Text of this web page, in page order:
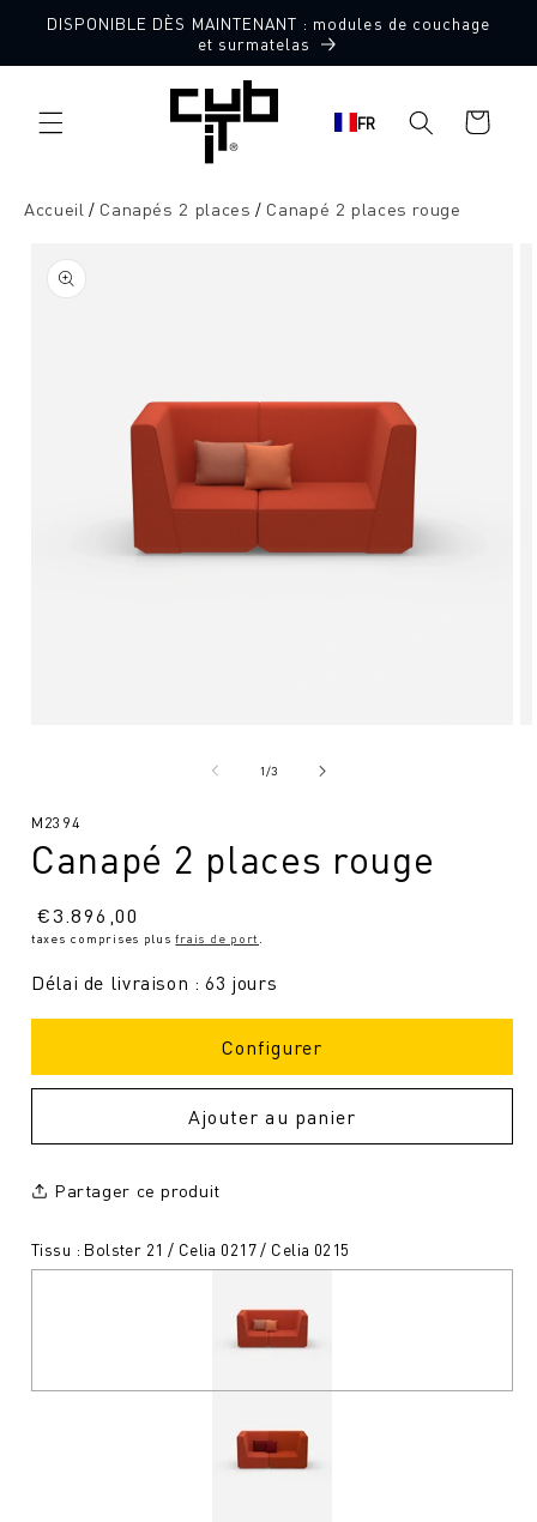
directement
DISPONIBLE DÈS MAINTENANT : modules de couchage
et surmatelas
FR
Panier
d'achat
Accueil Canapés 2 places Canapé 2 places rouge
sur le
produit
modal
1/de
3
Fabriqué en Allemagne 🖤
SKU
:
M2394
Canapé 2 places rouge
Prix
normal
€3.896,00
taxes comprises plusfrais de port
Délai de livraison : 63 jours
Configurer
Ajouter au panier
Partager ce produit
Tissu : Bolster 21 / Celia 0217 / Celia 0215